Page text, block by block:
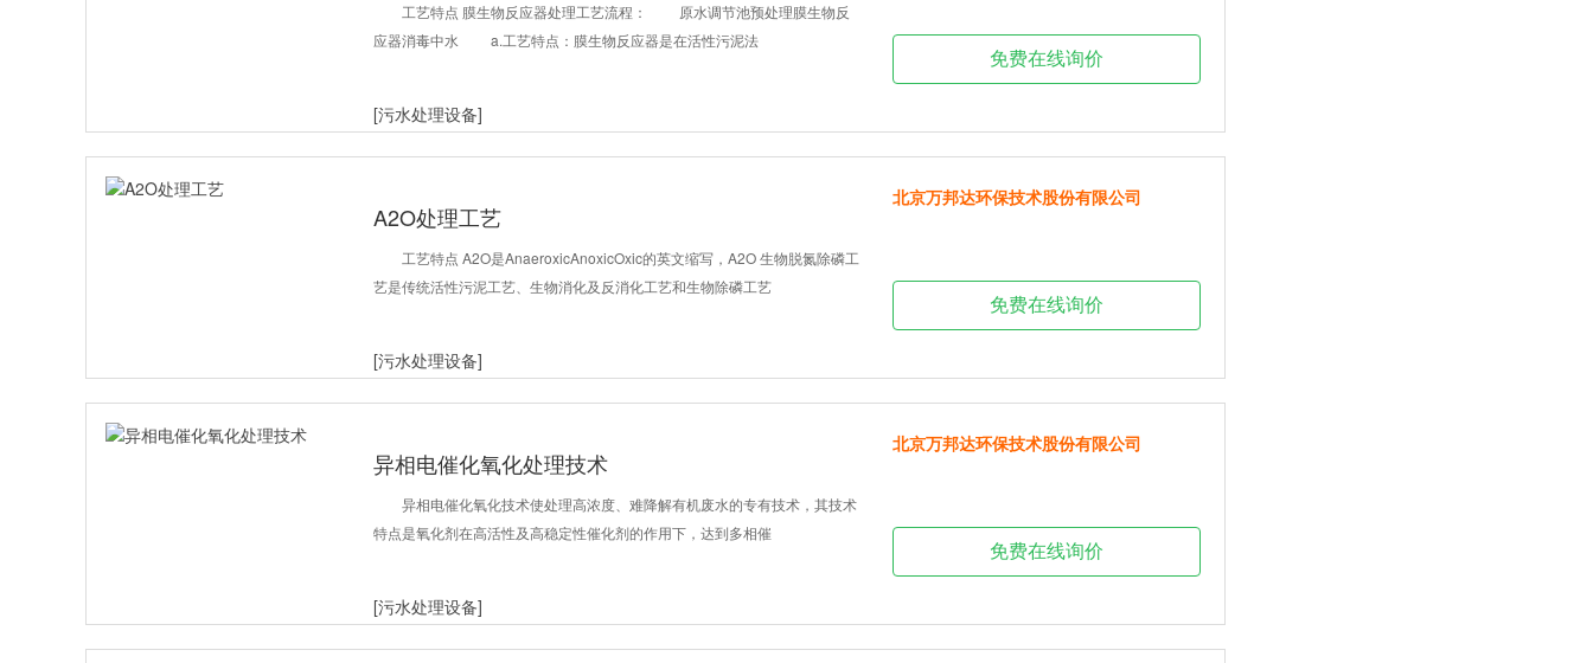
工艺特点 膜生物反应器处理工艺流程： 原水调节池预处理膜生物反
应器消毒中水 a.工艺特点：膜生物反应器是在活性污泥法
[污水处理设备]
免费在线询价
A2O处理工艺
工艺特点 A2O是AnaeroxicAnoxicOxic的英文缩写，A2O 生物脱氮除磷工
艺是传统活性污泥工艺、生物消化及反消化工艺和生物除磷工艺
[污水处理设备]
北京万邦达环保技术股份有限公司
免费在线询价
异相电催化氧化处理技术
异相电催化氧化技术使处理高浓度、难降解有机废水的专有技术，其技术
特点是氧化剂在高活性及高稳定性催化剂的作用下，达到多相催
[污水处理设备]
北京万邦达环保技术股份有限公司
免费在线询价